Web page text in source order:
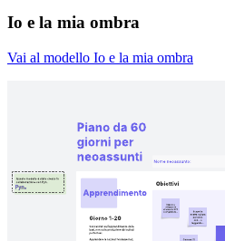
Io e la mia ombra
Vai al modello Io e la mia ombra